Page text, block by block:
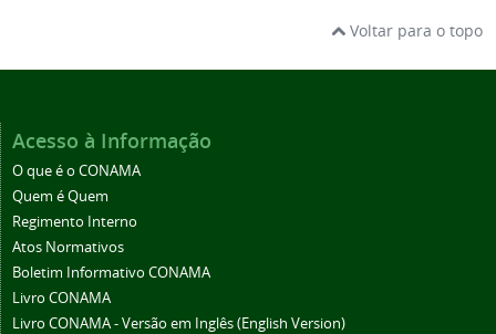
Voltar para o topo
Acesso à Informação
O que é o CONAMA
Quem é Quem
Regimento Interno
Atos Normativos
Boletim Informativo CONAMA
Livro CONAMA
Livro CONAMA - Versão em Inglês (English Version)